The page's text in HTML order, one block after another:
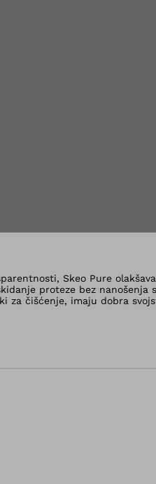
galeriji
Skeo Pure
proteze bez
za čišćenje, imaju dobra